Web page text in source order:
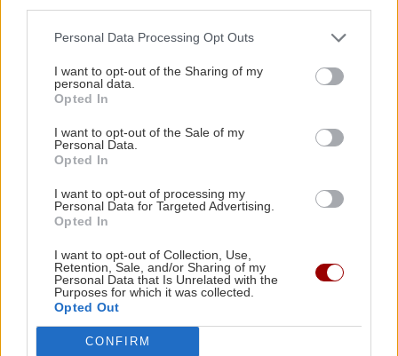
Personal Data Processing Opt Outs
I want to opt-out of the Sharing of my
personal data.
Opted In
I want to opt-out of the Sale of my
Personal Data.
Opted In
I want to opt-out of processing my
Personal Data for Targeted Advertising.
Opted In
I want to opt-out of Collection, Use,
Retention, Sale, and/or Sharing of my
Personal Data that Is Unrelated with the
Purposes for which it was collected.
Opted Out
CONFIRM
Μύρωνος - Χειροτονία νέου πρεσβυτέρου
ΓΥΝΑΙΚΑ
Τα ζώδια της Κυριακής
Στο «κόκκινο» η Κρήτη για εκδήλωση
πυρκαγιάς – Πού απαγορεύεται η κυκλοφορία
Μειωμένη σύνταξη στα 62: Ποιοι
κερδίζουν έως 86.000 ευρώ
Ηράκλειο: Στο επίκεντρο ξανά το
πρόβλημα της αποχέτευσης - Τι
αποκαλύπτει η αυτοψία του
Λιμεναρχείου